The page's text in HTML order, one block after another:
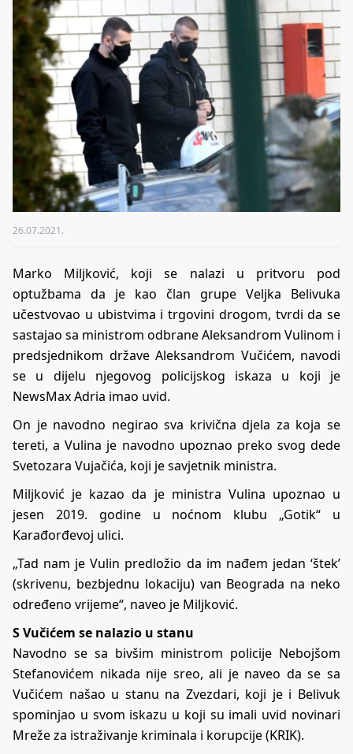
26.07.2021.
Marko Miljković, koji se nalazi u pritvoru pod
optužbama da je kao član grupe Veljka Belivuka
učestvovao u ubistvima i trgovini drogom, tvrdi da se
sastajao sa ministrom odbrane Aleksandrom Vulinom i
predsjednikom države Aleksandrom Vučićem, navodi
se u dijelu njegovog policijskog iskaza u koji je
NewsMax Adria imao uvid.
On je navodno negirao sva krivična djela za koja se
tereti, a Vulina je navodno upoznao preko svog dede
Svetozara Vujačića, koji je savjetnik ministra.
Miljković je kazao da je ministra Vulina upoznao u
jesen 2019. godine u noćnom klubu „Gotik“ u
Karađorđevoj ulici.
„Tad nam je Vulin predložio da im nađem jedan ‘štek’
(skrivenu, bezbjednu lokaciju) van Beograda na neko
određeno vrijeme“, naveo je Miljković.
S Vučićem se nalazio u stanu
Navodno se sa bivšim ministrom policije Nebojšom
Stefanovićem nikada nije sreo, ali je naveo da se sa
Vučićem našao u stanu na Zvezdari, koji je i Belivuk
spominjao u svom iskazu u koji su imali uvid novinari
Mreže za istraživanje kriminala i korupcije (KRIK).